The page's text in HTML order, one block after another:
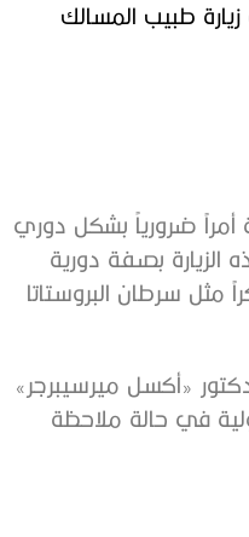
طبيب المسالك
أمراً ضرورياً بشكل دوري
الزيارة بصفة ‫دورية
مثل سرطان ‫البروستاتا
«أكسل ميرسيبرجر»
في حالة ملاحظة